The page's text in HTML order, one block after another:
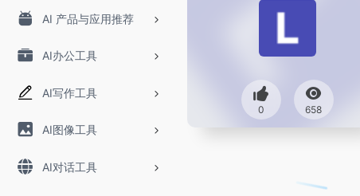
AI 产品与应用推荐
AI办公工具
AI写作工具
AI图像工具
AI对话工具
0 658